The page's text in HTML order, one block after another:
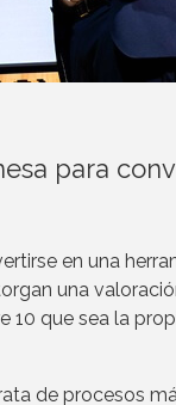
para
en una
una
que sea la
de procesos